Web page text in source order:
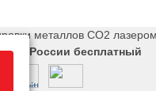
металлов СО2 лазером
по России бесплатный